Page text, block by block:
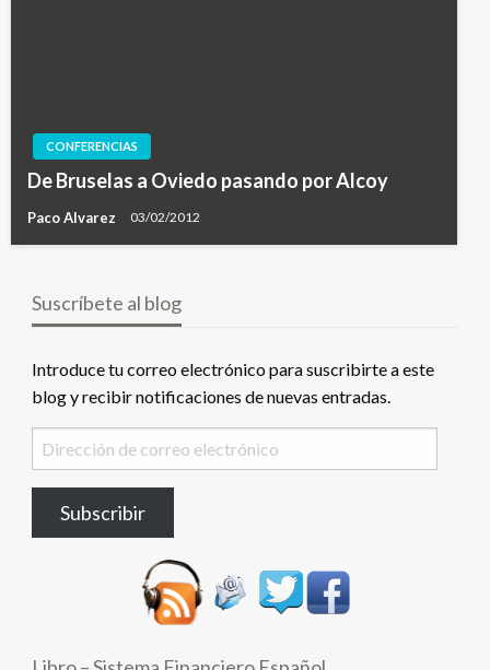
CONFERENCIAS
De Bruselas a Oviedo pasando por Alcoy
Paco Alvarez 03/02/2012
Suscríbete al blog
Introduce tu correo electrónico para suscribirte a este
blog y recibir notificaciones de nuevas entradas.
Dirección
de
electrónico
Subscribir